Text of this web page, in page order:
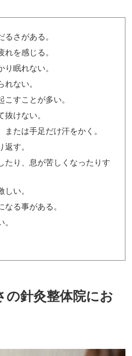
るさがある。
れを感じる。
り眠れない。
れない。
こすことが多い。
抜けない。
または手足だけ汗をかく。
返す。
たり、息が苦しくなったりす
しい。
なる事がある。
。
の針灸整体院にお